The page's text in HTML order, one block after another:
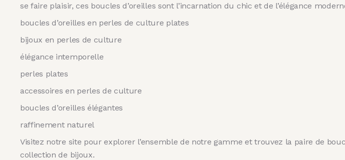
se faire plaisir, ces boucles d’oreilles sont l’incarnation du chic et de l’élégance
boucles d’oreilles en perles de culture plates
bijoux en perles de culture
élégance intemporelle
perles plates
accessoires en perles de culture
boucles d’oreilles élégantes
raffinement naturel
Visitez notre site pour explorer l’ensemble de notre gamme et trouvez la paire de
collection de bijoux.